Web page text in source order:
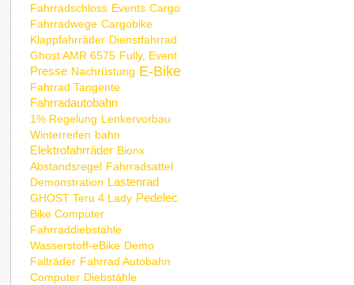
Fahrradschloss Events Cargo
Fahrradwege Cargobike
Klappfahrräder Dienstfahrrad
Ghost AMR 6575 Fully, Event
Presse Nachrüstung E-Bike
Fahrrad Tangente
Fahrradautobahn
1% Regelung Lenkervorbau
Winterreifen bahn
Elektrofahrräder Bionx
Abstandsregel Fahrradsattel
Demonstration Lastenrad
GHOST Teru 4 Lady Pedelec
Bike Computer
Fahrraddiebstähle
Wasserstoff-eBike Demo
Falträder Fahrrad Autobahn
Computer Diebstähle